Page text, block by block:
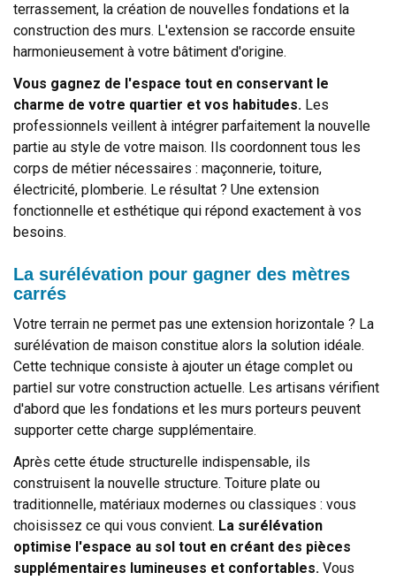
terrassement, la création de nouvelles fondations et la
construction des murs. L'extension se raccorde ensuite
harmonieusement à votre bâtiment d'origine.
Vous gagnez de l'espace tout en conservant le
charme de votre quartier et vos habitudes. Les
professionnels veillent à intégrer parfaitement la nouvelle
partie au style de votre maison. Ils coordonnent tous les
corps de métier nécessaires : maçonnerie, toiture,
électricité, plomberie. Le résultat ? Une extension
fonctionnelle et esthétique qui répond exactement à vos
besoins.
La surélévation pour gagner des mètres
carrés
Votre terrain ne permet pas une extension horizontale ? La
surélévation de maison constitue alors la solution idéale.
Cette technique consiste à ajouter un étage complet ou
partiel sur votre construction actuelle. Les artisans vérifient
d'abord que les fondations et les murs porteurs peuvent
supporter cette charge supplémentaire.
Après cette étude structurelle indispensable, ils
construisent la nouvelle structure. Toiture plate ou
traditionnelle, matériaux modernes ou classiques : vous
choisissez ce qui vous convient. La surélévation
optimise l'espace au sol tout en créant des pièces
supplémentaires lumineuses et confortables. Vous